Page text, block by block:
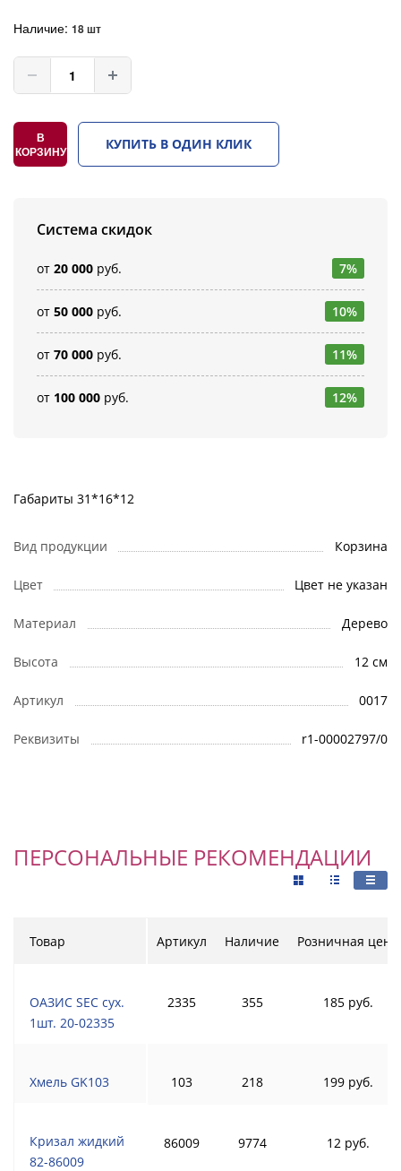
Наличие: 18 шт
В
КОРЗИНУ
КУПИТЬ В ОДИН КЛИК
Система скидок
от 20 000 руб. 7%
от 50 000 руб. 10%
от 70 000 руб. 11%
от 100 000 руб. 12%
Габариты 31*16*12
Вид продукции Корзина
Цвет Цвет не указан
Материал Дерево
Высота 12 см
Артикул 0017
Реквизиты r1-00002797/0
ПЕРСОНАЛЬНЫЕ РЕКОМЕНДАЦИИ
Товар
ОАЗИС SEC сух.
1шт. 20-02335
Хмель GK103
Кризал жидкий
82-86009
Артикул Наличие Розничная цена
2335 355 185 руб.
103 218 199 руб.
86009 9774 12 руб.